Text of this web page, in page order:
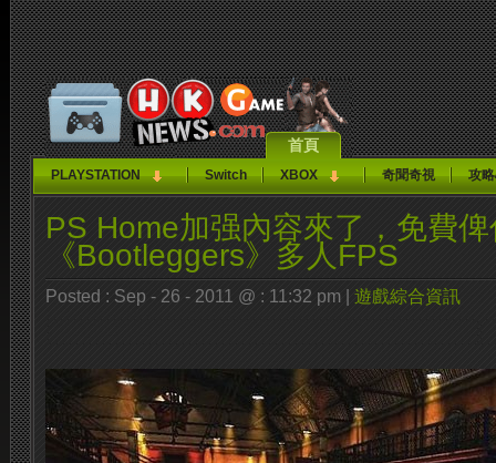
首頁
PLAYSTATION Switch XBOX 奇聞奇視 攻
PS Home加强內容來了，免費
《Bootleggers》多人FPS
Posted : Sep - 26 - 2011 @ : 11:32 pm | 遊戲綜合資訊